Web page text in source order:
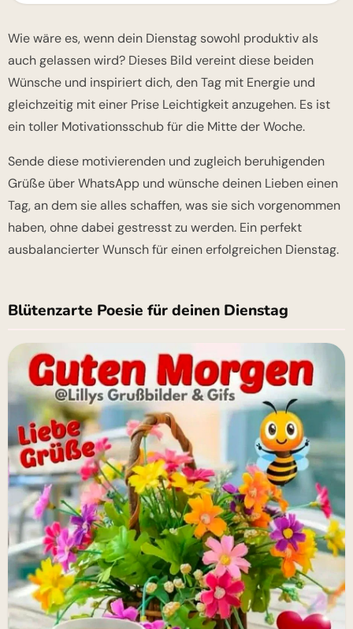
Wie wäre es, wenn dein Dienstag sowohl produktiv als
auch gelassen wird? Dieses Bild vereint diese beiden
Wünsche und inspiriert dich, den Tag mit Energie und
gleichzeitig mit einer Prise Leichtigkeit anzugehen. Es ist
ein toller Motivationsschub für die Mitte der Woche.
Sende diese motivierenden und zugleich beruhigenden
Grüße über WhatsApp und wünsche deinen Lieben einen
Tag, an dem sie alles schaffen, was sie sich vorgenommen
haben, ohne dabei gestresst zu werden. Ein perfekt
ausbalancierter Wunsch für einen erfolgreichen Dienstag.
Blütenzarte Poesie für deinen Dienstag